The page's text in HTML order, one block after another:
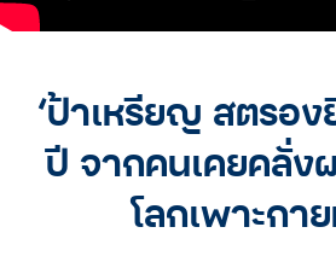
‘ป้าเหรียญ สตรอง
ปี จากคนเคยคลั่ง
โลกเพาะก